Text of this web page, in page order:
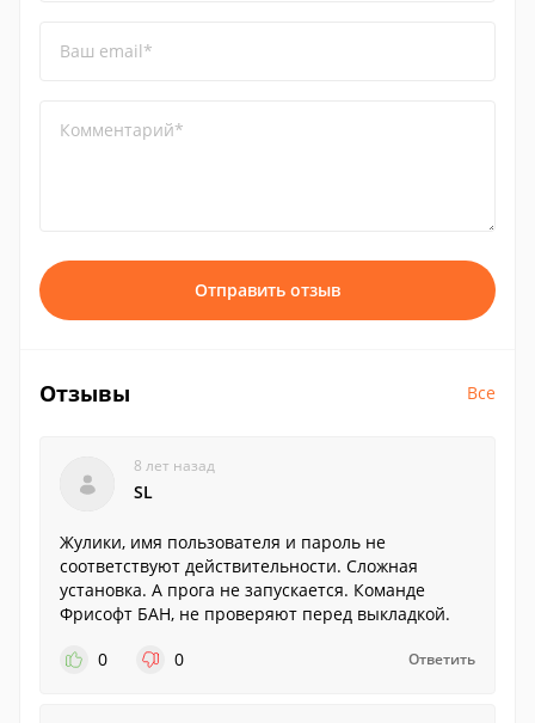
Ваш email*
Комментарий*
Отправить отзыв
Отзывы Все
8 лет назад
SL
Жулики, имя пользователя и пароль не
соответствуют действительности. Сложная
установка. А прога не запускается. Команде
Фрисофт БАН, не проверяют перед выкладкой.
0
0 Ответить